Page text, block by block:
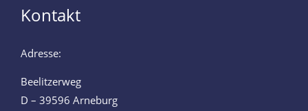
Kontakt
Adresse:
Beelitzerweg
D – 39596 Arneburg